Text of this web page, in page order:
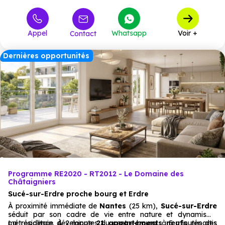
Appel Contact Whatsapp Voir +
Dernières opportunités
Programme RE2020 - RT2012 - Le Domaine des
Châtaigniers
Sucé-sur-Erdre proche bourg et Erdre
À proximité immédiate de Nantes (25 km), Sucé-sur-Erdre
séduit par son cadre de vie entre nature et dynamisme
métropolitain. À 2 minutes du centre-bourg, à 5 minutes des
La résidence développe21 appartements neufsrépartis